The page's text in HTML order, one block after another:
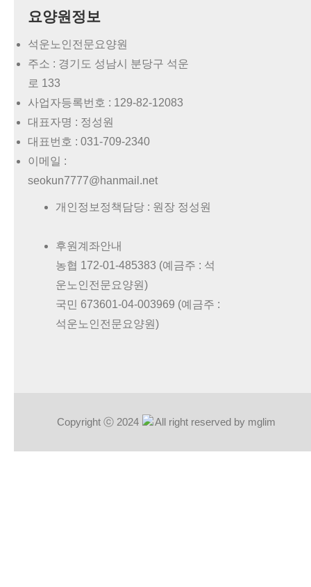
요양원정보
석운노인전문요양원
주소 : 경기도 성남시 분당구 석운
로 133
사업자등록번호 : 129-82-12083
대표자명 : 정성원
대표번호 : 031-709-2340
이메일 :
seokun7777@hanmail.net
개인정보정책담당 : 원장 정성원
후원계좌안내
농협 172-01-485383 (예금주 : 석
운노인전문요양원)
국민 673601-04-003969 (예금주 :
석운노인전문요양원)
Copyright ⓒ 2024 All right reserved by mglim